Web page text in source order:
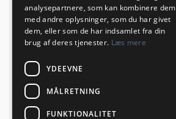
analysepartnere, som kan kombinere dem
med andre oplysninger, som du har givet
dem, eller som de har indsamlet fra din
brug af deres tjenester. Læs mere
YDEEVNE
MÅLRETNING
FUNKTIONALITET